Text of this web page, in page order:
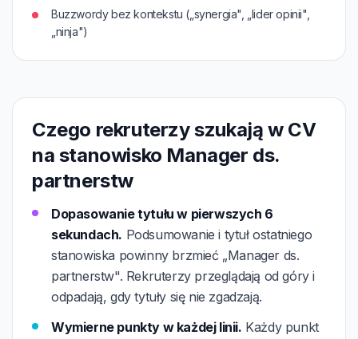
Buzzwordy bez kontekstu („synergia", „lider opinii",
„ninja")
Czego rekruterzy szukają w CV
na stanowisko Manager ds.
partnerstw
Dopasowanie tytułu w pierwszych 6
sekundach. Podsumowanie i tytuł ostatniego
stanowiska powinny brzmieć „Manager ds.
partnerstw". Rekruterzy przeglądają od góry i
odpadają, gdy tytuły się nie zgadzają.
Wymierne punkty w każdej linii. Każdy punkt